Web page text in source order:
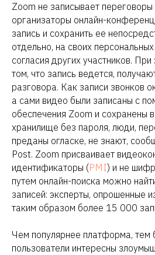
Zoom не записывает
организаторы онлайн-
запись и сохранить ее
отдельно, на своих
согласия других участников.
том, что запись ведется,
разговора. Как записи звонков
а сами видео были записаны с
обеспечения Zoom и сохранены
хранилище без пароля, люди,
преданы огласке, не знают,
Post. Zoom присваивает
идентификаторы (PMI) и не
путем онлайн-поиска можно
записей: эксперты, опрошенные
таким образом более 15 000
Чем популярнее платформа, тем
пользователи интересны